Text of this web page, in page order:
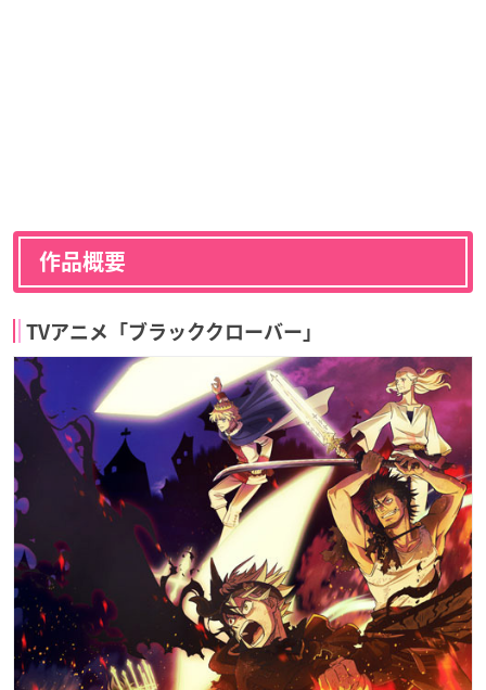
作品概要
TVアニメ「ブラッククローバー」